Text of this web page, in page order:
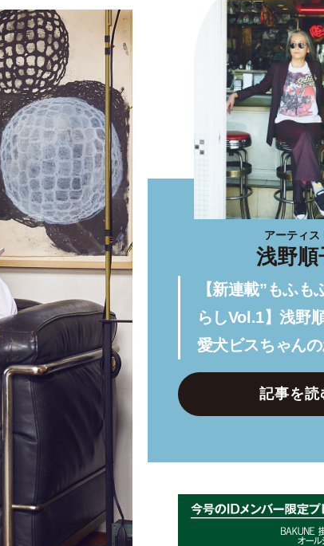
アーティス
浅野順
【新連載”もふも
らしVol.1】浅野
愛犬ビスちゃんの
記事を読